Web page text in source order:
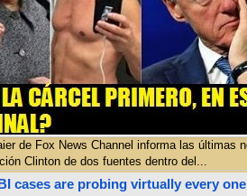
de Fox News Channel informa las últimas
Clinton de dos fuentes dentro del...
cases are probing virtually every